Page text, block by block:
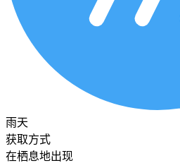
雨天
获取方式
在栖息地出现